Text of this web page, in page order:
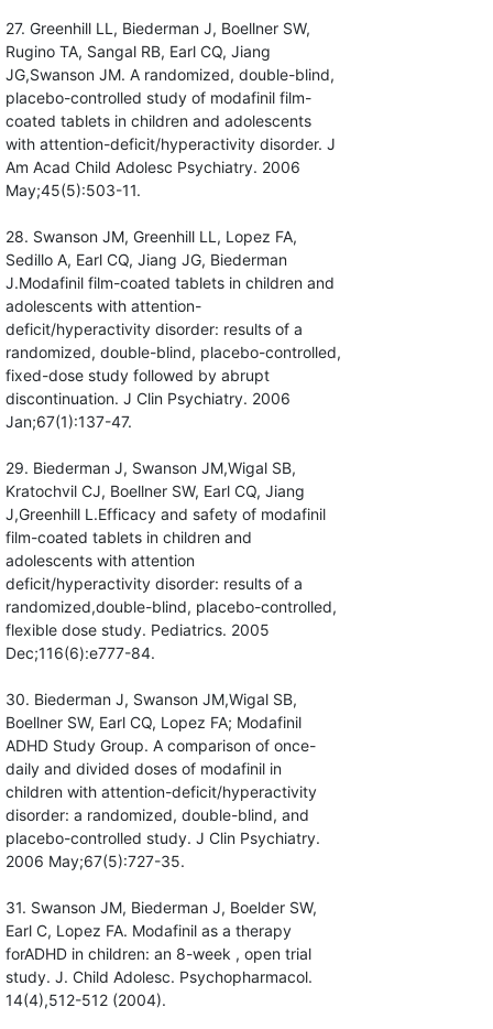
27. Greenhill LL, Biederman J, Boellner SW,
Rugino TA, Sangal RB, Earl CQ, Jiang
JG,Swanson JM. A randomized, double-blind,
placebo-controlled study of modafinil film-
coated tablets in children and adolescents
with attention-deficit/hyperactivity disorder. J
Am Acad Child Adolesc Psychiatry. 2006
May;45(5):503-11.
28. Swanson JM, Greenhill LL, Lopez FA,
Sedillo A, Earl CQ, Jiang JG, Biederman
J.Modafinil film-coated tablets in children and
adolescents with attention-
deficit/hyperactivity disorder: results of a
randomized, double-blind, placebo-controlled,
fixed-dose study followed by abrupt
discontinuation. J Clin Psychiatry. 2006
Jan;67(1):137-47.
29. Biederman J, Swanson JM,Wigal SB,
Kratochvil CJ, Boellner SW, Earl CQ, Jiang
J,Greenhill L.Efficacy and safety of modafinil
film-coated tablets in children and
adolescents with attention
deficit/hyperactivity disorder: results of a
randomized,double-blind, placebo-controlled,
flexible dose study. Pediatrics. 2005
Dec;116(6):e777-84.
30. Biederman J, Swanson JM,Wigal SB,
Boellner SW, Earl CQ, Lopez FA; Modafinil
ADHD Study Group. A comparison of once-
daily and divided doses of modafinil in
children with attention-deficit/hyperactivity
disorder: a randomized, double-blind, and
placebo-controlled study. J Clin Psychiatry.
2006 May;67(5):727-35.
31. Swanson JM, Biederman J, Boelder SW,
Earl C, Lopez FA. Modafinil as a therapy
forADHD in children: an 8-week , open trial
study. J. Child Adolesc. Psychopharmacol.
14(4),512-512 (2004).